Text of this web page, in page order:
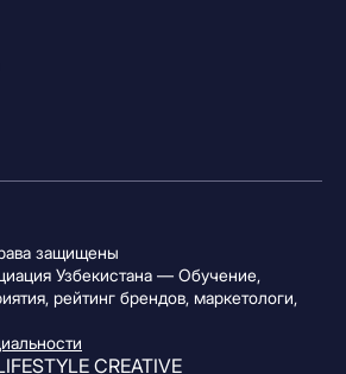
защищены
Узбекистана — Обучение,
рейтинг брендов, маркетологи,
CREATIVE